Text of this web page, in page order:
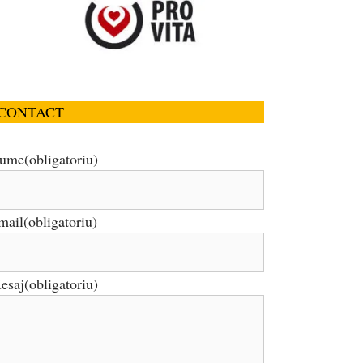
(obligatoriu)
(obligatoriu)
(obligatoriu)